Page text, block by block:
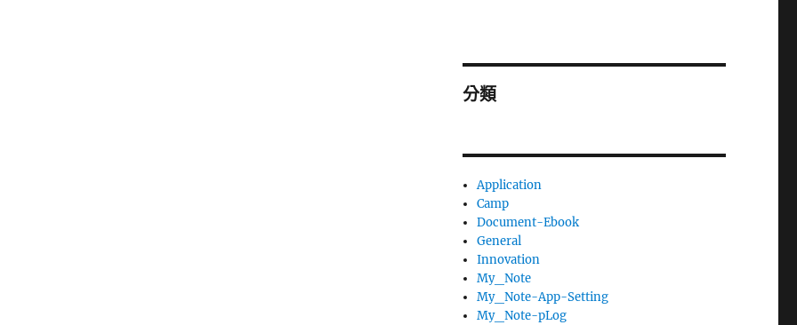
分類
Application
Camp
Document-Ebook
General
Innovation
My_Note
My_Note-App-Setting
My_Note-pLog